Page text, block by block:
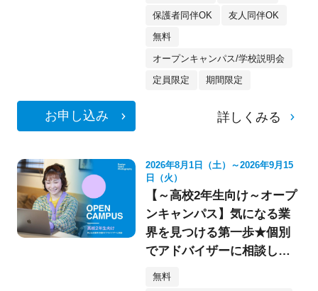
保護者同伴OK 友人同伴OK
無料
オープンキャンパス/学校説明会
定員限定 期間限定
お申し込み 詳しくみる
2026年8月1日（土）～2026年9月15
日（火）
【～高校2年生向け～オープ
ンキャンパス】気になる業
界を見つける第一歩★個別
でアドバイザーに相談して
みよう！
無料